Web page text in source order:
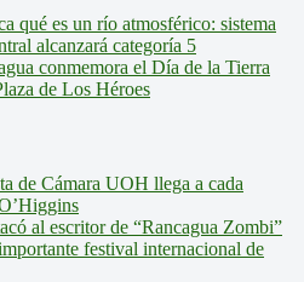
qué es un río atmosférico: sistema
alcanzará categoría 5
conmemora el Día de la Tierra
de Los Héroes
de Cámara UOH llega a cada
al escritor de “Rancagua Zombi”
festival internacional de